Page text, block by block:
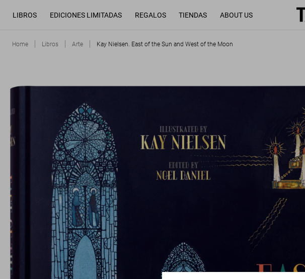
LIBROS EDICIONES LIMITADAS REGALOS TIENDAS ABOUT US
Home Libros Arte Kay Nielsen. East of the Sun and West of the Moon